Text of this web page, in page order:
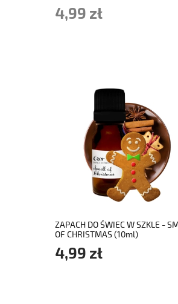
4,99 zł
ZAPACH DO ŚWIEC W SZKLE -
OF CHRISTMAS (10ml)
4,99 zł
do koszyka